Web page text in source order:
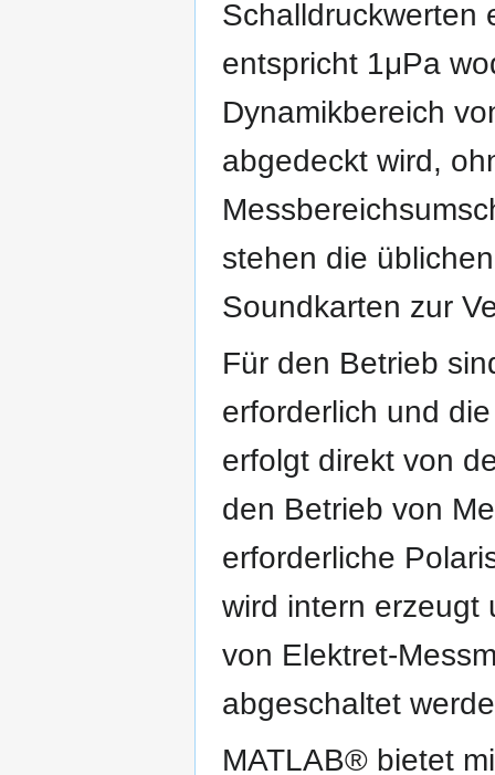
Schalldruckwerten
entspricht 1μPa
Dynamikbereich
abgedeckt wird,
stehen die
Soundkarten zur
Für den Betrieb
erforderlich und
erfolgt direkt von
den Betrieb von
erforderliche
wird intern erzeugt
von Elektret-
abgeschaltet
MATLAB® bietet